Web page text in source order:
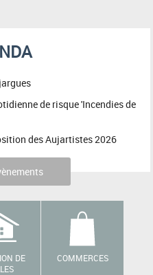
de risque 'Incendies de
des Aujartistes 2026
DE
COMMERCES